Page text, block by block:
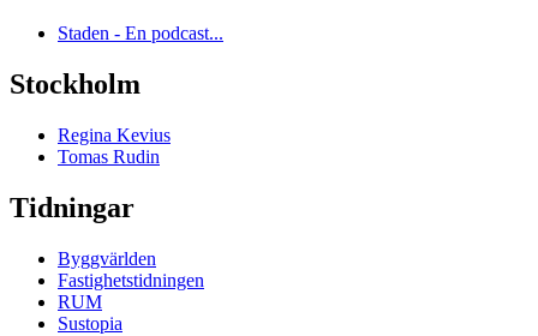
Staden - En podcast...
Stockholm
Regina Kevius
Tomas Rudin
Tidningar
Byggvärlden
Fastighetstidningen
RUM
Sustopia